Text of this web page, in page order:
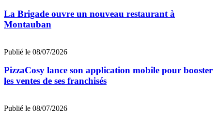
La Brigade ouvre un nouveau restaurant à
Montauban
Publié le 08/07/2026
PizzaCosy lance son application mobile pour booster
les ventes de ses franchisés
Publié le 08/07/2026